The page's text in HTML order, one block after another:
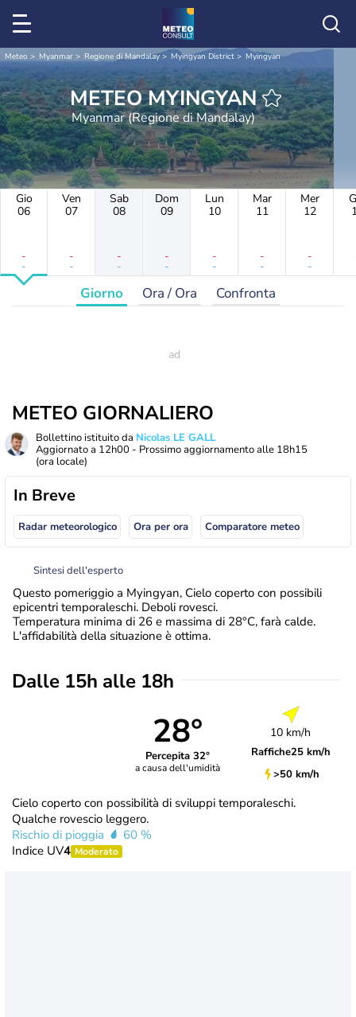
Meteo Myanmar Regione di Mandalay Myingyan District Myingyan
METEO MYINGYAN
Myanmar (Regione di Mandalay)
Gio
06
-
-
Ven
07
-
-
Sab
08
-
-
Dom
09
-
-
Lun
10
-
-
Mar
11
-
-
Mer
12
-
-
Giorno Ora / Ora Confronta
METEO GIORNALIERO
Bollettino istituito da Nicolas LE GALL
Aggiornato a 12h00 - Prossimo aggiornamento alle 18h15
(ora locale)
In Breve
Radar meteorologico Ora per ora Comparatore meteo
Sintesi dell'esperto
Questo pomeriggio a Myingyan, Cielo coperto con possibili
epicentri temporaleschi. Deboli rovesci.
Temperatura minima di 26 e massima di 28°C, farà calde.
L'affidabilità della situazione è ottima.
Dalle 15h alle 18h
28°
Percepita 32°
a causa dell'umidità
10 km/h
Raffiche25 km/h
>50 km/h
Cielo coperto con possibilità di sviluppi temporaleschi.
Qualche rovescio leggero.
Rischio di pioggia
60 %
Indice UV4 Moderato